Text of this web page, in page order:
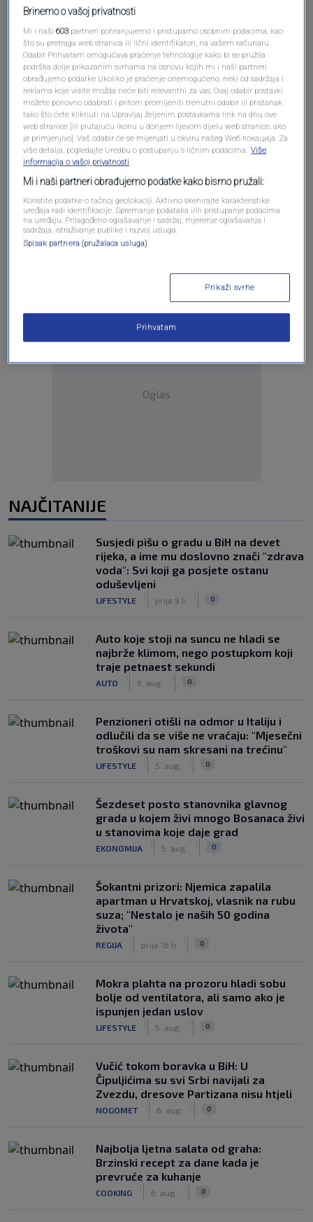
Pošalji komentar
Oglas
Oglas
NAJČITANIJE
Susjedi pišu o gradu u BiH na devet
rijeka, a ime mu doslovno znači "zdrava
voda": Svi koji ga posjete ostanu
oduševljeni
LIFESTYLE prije 9 h 0
Auto koje stoji na suncu ne hladi se
najbrže klimom, nego postupkom koji
traje petnaest sekundi
AUTO 6. aug. 0
Penzioneri otišli na odmor u Italiju i
odlučili da se više ne vraćaju: "Mjesečni
troškovi su nam skresani na trećinu"
LIFESTYLE 5. aug. 0
Šezdeset posto stanovnika glavnog
grada u kojem živi mnogo Bosanaca živi
u stanovima koje daje grad
EKONOMIJA 5. aug. 0
Šokantni prizori: Njemica zapalila
apartman u Hrvatskoj, vlasnik na rubu
suza; "Nestalo je naših 50 godina
života"
REGIJA prije 16 h 0
Mokra plahta na prozoru hladi sobu
bolje od ventilatora, ali samo ako je
ispunjen jedan uslov
LIFESTYLE 5. aug. 0
Vučić tokom boravka u BiH: U
Čipuljićima su svi Srbi navijali za
Zvezdu, dresove Partizana nisu htjeli
NOGOMET 6. aug. 0
Najbolja ljetna salata od graha:
Brzinski recept za dane kada je
prevruće za kuhanje
COOKING 6. aug. 0
Brinemo o vašoj privatnosti
Mi i naši603 partneri pohranjujemo i pristupamo osobnim podacima, kao
što su pretraga web stranica ili lični identifikatori, na vašem računaru .
Odabir Prihvatam omogućava praćenje tehnologije kako bi se pružila
podrška dolje prikazanim svrhama na osnovu kojih mi i naši partneri
obrađujemo podatke Ukoliko je praćenje onemogućeno, neki od sadržaja i
reklama koje vidite možda neće biti relevantni za vas. Ovaj odabir postavki
možete ponovno odabrati i pritom promijeniti trenutni odabir ili pristanak
tako što ćete kliknuti na Upravljaj željenim postavkama link na dnu ove
web stranice [ili plutajuću ikonu u donjem lijevom dijelu web stranice, ako
je primjenjivo]. Vaš odabir će se mijenjati u okviru našeg Wеб локација. Za
više detalja, pogledajte Uredbu o postupanju s ličnim podacima. Više
informacija o vašoj privatnosti
Mi i naši partneri obrađujemo podatke kako bismo pružali:
Koristite podatke o tačnoj geolokaciji. Aktivno skenirajte karakteristike
uređaja radi identifikacije. Spremanje podataka i/ili pristupanje podacima
na uređaju. Prilagođeno oglašavanje i sadržaj, mjerenje oglašavanja i
sadržaja, istraživanje publike i razvoj usluga.
Spisak partnera (pružalaca usluga)
Prikaži svrhe
Prihvatam